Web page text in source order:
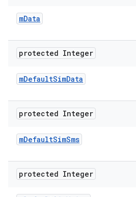
mData
protected Integer
mDefaultSimData
protected Integer
mDefaultSimSms
protected Integer